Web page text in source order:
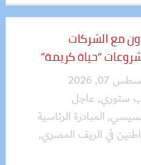
مع الشركات
“حياة كريمة”
07, 2026
ستوري, عاجل
, المبادرة الرئاسية
في الريف المصري,